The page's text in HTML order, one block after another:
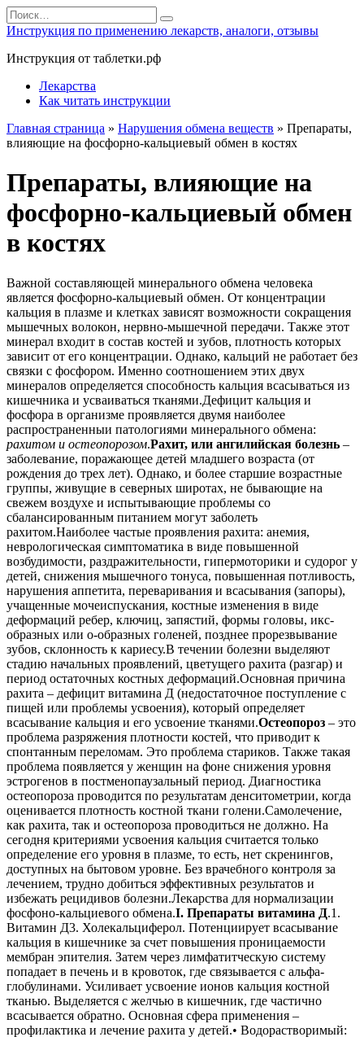
Перейти
к
содержанию
Search
for:
Инструкция по применению лекарств, аналоги, отзывы
Инструкция от таблетки.рф
Лекарства
Как читать инструкции
Главная страница » Нарушения обмена веществ » Препараты,
влияющие на фосфорно-кальциевый обмен в костях
Препараты, влияющие на
фосфорно-кальциевый обмен
в костях
Важной составляющей минерального обмена человека
является фосфорно-кальциевый обмен. От концентрации
кальция в плазме и клетках зависят возможности сокращения
мышечных волокон, нервно-мышечной передачи. Также этот
минерал входит в состав костей и зубов, плотность которых
зависит от его концентрации. Однако, кальций не работает без
связки с фосфором. Именно соотношением этих двух
минералов определяется способность кальция всасываться из
кишечника и усваиваться тканями.Дефицит кальция и
фосфора в организме проявляется двумя наиболее
распространенныи патологиями минерального обмена:
рахитом и остеопорозом.Рахит, или ангилийская болезнь –
заболевание, поражающее детей младшего возраста (от
рождения до трех лет). Однако, и более старшие возрастные
группы, живущие в северных широтах, не бывающие на
свежем воздухе и испытывающие проблемы со
сбалансированным питанием могут заболеть
рахитом.Наиболее частые проявления рахита: анемия,
неврологическая симптоматика в виде повышенной
возбудимости, раздражительности, гипермоторики и судорог у
детей, снижения мышечного тонуса, повышенная потливость,
нарушения аппетита, переваривания и всасывания (запоры),
учащенные мочеиспускания, костные изменения в виде
деформаций ребер, ключиц, запястий, формы головы, икс-
образных или о-образных голеней, позднее прорезвывание
зубов, склонность к кариесу.В течении болезни выделяют
стадию начальных проявлений, цветущего рахита (разгар) и
период остаточных костных деформаций.Основная причина
рахита – дефицит витамина Д (недостаточное поступление с
пищей или проблемы усвоения), который определяет
всасывание кальция и его усвоение тканями.Остеопороз – это
проблема разряжения плотности костей, что приводит к
спонтанным переломам. Это проблема стариков. Также такая
проблема появляется у женщин на фоне снижения уровня
эстрогенов в постменопаузальный период. Диагностика
остеопороза проводится по результатам денситометрии, когда
оценивается плотность костной ткани голени.Самолечение,
как рахита, так и остеопороза проводиться не должно. На
сегодня критериями усвоения кальция считается только
определение его уровня в плазме, то есть, нет скренингов,
доступных на бытовом уровне. Без врачебного контроля за
лечением, трудно добиться эффективных результатов и
избежать рецидивов болезни.Лекарства для нормализации
фосфоно-кальциевого обмена.I. Препараты витамина Д.1.
Витамин Д3. Холекальциферол. Потенциирует всасывание
кальция в кишечнике за счет повышения проницаемости
мембран эпителия. Затем через лимфатитческую систему
попадает в печень и в кровоток, где связывается с альфа-
глобулинами. Усиливает усвоение ионов кальция костной
тканью. Выделяется с желчью в кишечник, где частично
всасывается обратно. Основная сфера применения –
профилактика и лечение рахита у детей.• Водорастворимый: